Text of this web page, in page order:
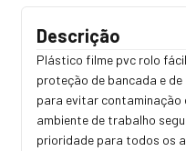
Descrição
Plástico filme pvc rolo
proteção de bancada e
para evitar contaminação
ambiente de trabalho
prioridade para todos os